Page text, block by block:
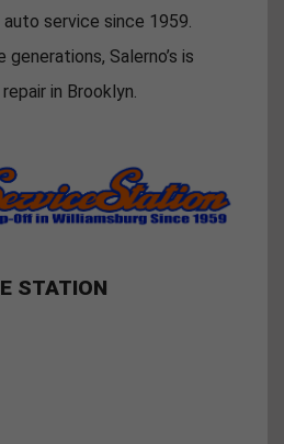
service since 1959.
Salerno’s is
in Brooklyn.
STATION